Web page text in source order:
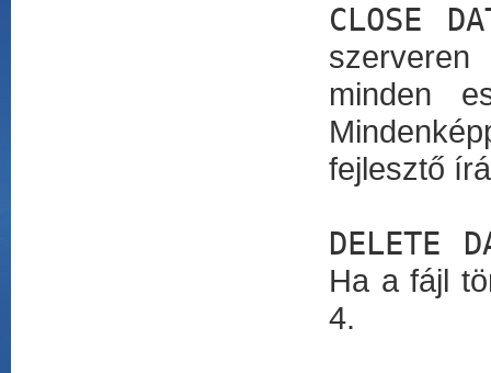
CLOSE
szerveren
minden
fejlesztő
DELETE
Ha a fájl
4.